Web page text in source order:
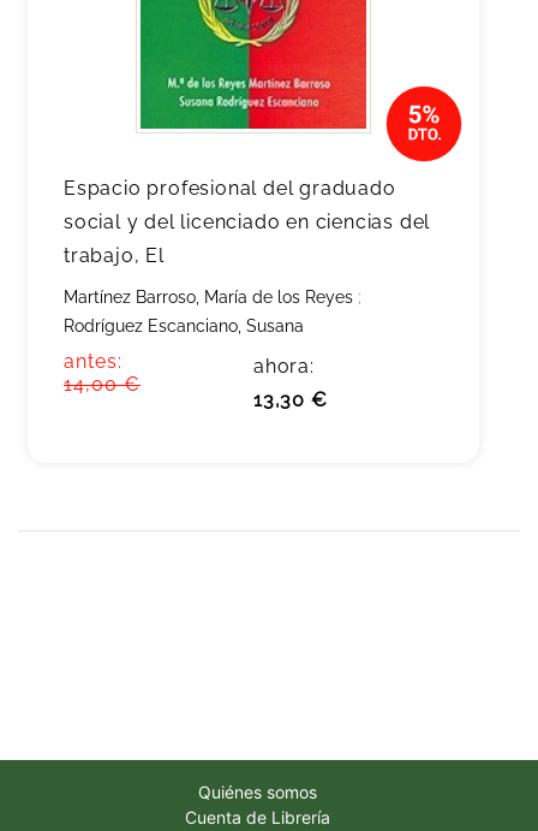
Espacio profesional del graduado
social y del licenciado en ciencias del
trabajo, El
Martínez Barroso, María de los Reyes ;
Rodríguez Escanciano, Susana
antes:
14,00 €
ahora:
13,30 €
Quiénes somos
Cuenta de Librería